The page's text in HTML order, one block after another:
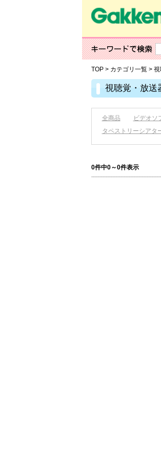
TOP> カテゴリ一覧> 視
視聴覚・放送
全商品 ビデオソ
タペストリーシアタ
0件中0～0件表示